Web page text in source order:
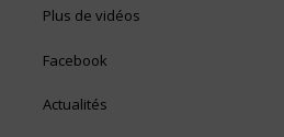
Plus de vidéos
Facebook
Actualités